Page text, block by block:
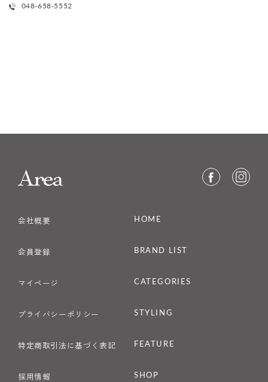
048-658-5552
会社概要
会員登録
マイページ
プライバシーポリシー
特定商取引法に基づく表記
採用情報
HOME
BRAND LIST
CATEGORIES
STYLING
FEATURE
SHOP